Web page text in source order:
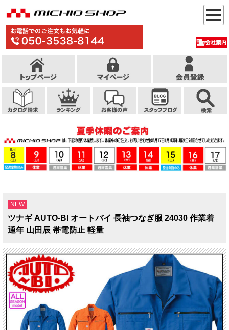
NEW
ツナギ AUTO-BI オートバイ 長袖つなぎ服 24030 作業着
通年 山田辰 帯電防止 軽量